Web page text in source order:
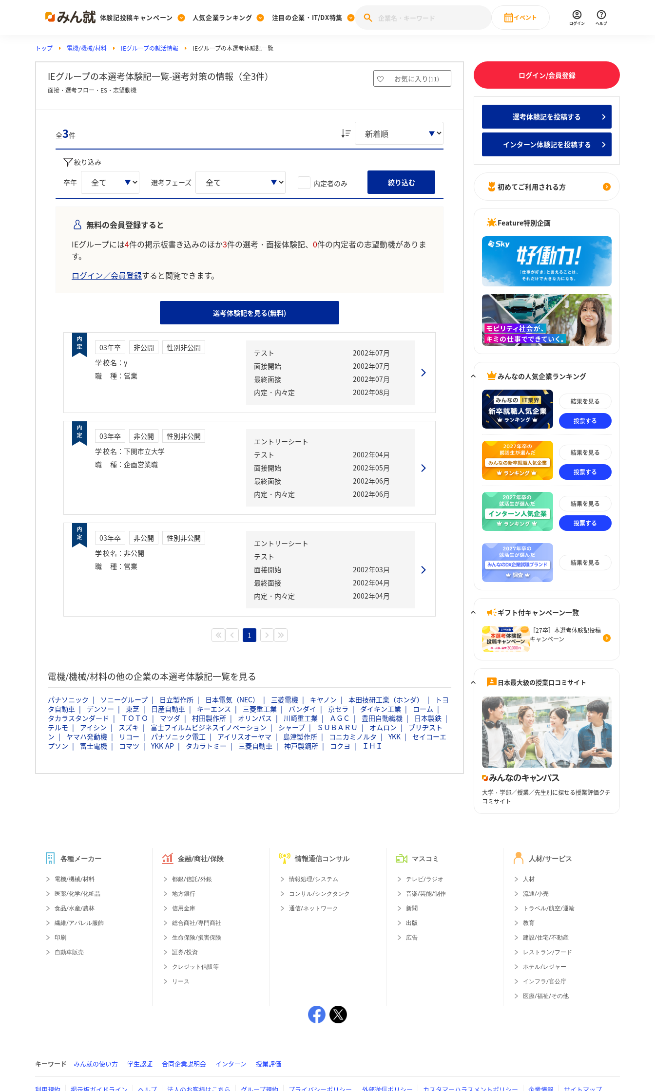
体験記投稿キャンペーン
Post
投稿する
[27卒] 本選考体験記投稿キャンペーン
人気企業ランキング
Ranking
ランキングを見る
みんなのDX企業就職ブランド調査
Vote みんなの新卒就職人気企業ランキング みんなのインターン人気企業ランキ
注目の企業・IT/DX特集
PickUp
注目の企業特集
28卒 IT・DX現場社員インタビュー
イベント
直近のイベント一覧
ログイン ヘルプ
トップ 電機/機械/材料 IEグループの就活情報 IEグループの本選考体験記一覧
IEグループの本選考体験記一覧-選考対策の情報（全3件） お気に入り (11)
面接・選考フロー・ES・志望動機
全3件
絞り込み
卒年 選考フェーズ 内定者のみ 絞り込む
無料の会員登録すると
IEグループには4件の掲示板書き込みのほか3件の選考・面接体験記、 0件の内定者の志望動機がありま
す。
ログイン／会員登録すると閲覧できます。
選考体験記を見る(無料)
03年卒 非公開
性別非公開
学校名 ： y
職種 ： 営業
テスト
2002年07月
面接開始
2002年07月
最終面接
2002年07月
内定・内々定
2002年08月
03年卒 非公開
性別非公開
学校名 ： 下関市立大学
職種 ： 企画営業職
エントリーシート
テスト
2002年04月
面接開始
2002年05月
最終面接
2002年06月
内定・内々定
2002年06月
03年卒 非公開
性別非公開
学校名 ： 非公開
職種 ： 営業
エントリーシート
テスト
面接開始
2002年03月
最終面接
2002年04月
内定・内々定
2002年04月
1
電機/機械/材料の他の企業の本選考体験記一覧を見る
パナソニック ソニーグループ 日立製作所 日本電気（NEC） 三菱電機 キヤノン 本田技研工業（ホンダ）
トヨ
タ自動車
デンソー 東芝 日産自動車 キーエンス 三菱重工業 バンダイ 京セラ ダイキン工業
ローム
タカラスタンダード
ＴＯＴＯ マツダ 村田製作所 オリンパス 川崎重工業 ＡＧＣ 豊田自動織機
日本製鉄
テルモ
アイシン スズキ 富士フイルムビジネスイノベーション シャープ ＳＵＢＡＲＵ オムロン
ブリヂスト
ン
ヤマハ発動機 リコー パナソニック電工 アイリスオーヤマ 島津製作所 コニカミノルタ YKK
セイコーエ
プソン
富士電機 コマツ YKK AP タカラトミー 三菱自動車 神戸製鋼所 コクヨ ＩＨＩ
ログイン/会員登録
選考体験記を投稿する
インターン体験記を投稿する
初めてご利用される方
Feature特別企画
みんなの人気企業ランキング
結果を見る
投票する
結果を見る
投票する
結果を見る
投票する
結果を見る
ギフト付キャンペーン一覧
［27卒］本選考体験記投稿
キャンペーン
日本最大級の授業口コミサイト
大学・学部／授業／先生別に探せる授業評価クチ
コミサイト
各種メーカー
電機/機械/材料
医薬/化学/化粧品
食品/水産/農林
繊維/アパレル服飾
印刷
自動車販売
金融/商社/保険
都銀/信託/外銀
地方銀行
信用金庫
総合商社/専門商社
生命保険/損害保険
証券/投資
クレジット信販等
リース
情報通信コンサル
情報処理/システム
コンサル/シンクタンク
通信/ネットワーク
マスコミ
テレビ/ラジオ
音楽/芸能/制作
新聞
出版
広告
人材/サービス
人材
流通/小売
トラベル/航空/運輸
教育
建設/住宅/不動産
レストラン/フード
ホテル/レジャー
インフラ/官公庁
医療/福祉/その他
キーワード みん就の使い方 学生認証 合同企業説明会 インターン 授業評価